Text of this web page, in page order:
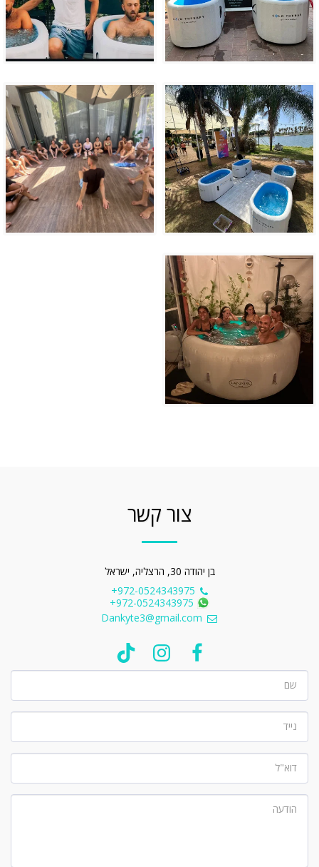
צור קשר
בן יהודה 30, הרצליה, ישראל
+972-0524343975
+972-0524343975
Dankyte3@gmail.com